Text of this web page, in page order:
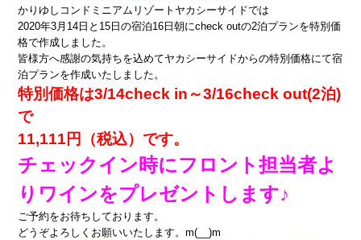
かりゆしコンドミニアムリゾートヤカシーサイドでは
2020年3月14日と15日の宿泊16日朝にcheck outの2泊プランを特別価
格で作成しました。
皆様方へ感謝の気持ちを込めてヤカシーサイドからの特別価格にて宿
泊プランを作成いたしました。
特別価格は3/14check in～3/16check out(2泊)
で
11,111円（税込）です。
チェックイン時にフロント担当者よ
りワインをプレゼントします♪
ご予約をお待ちしております。
どうぞよろしくお願いいたします。m(__)m